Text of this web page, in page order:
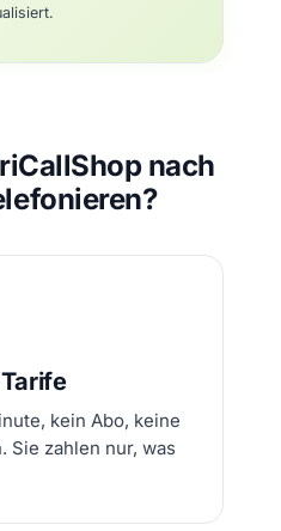
nach
kein Abo, keine
Sie zahlen nur, was